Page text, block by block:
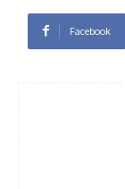
Facebook